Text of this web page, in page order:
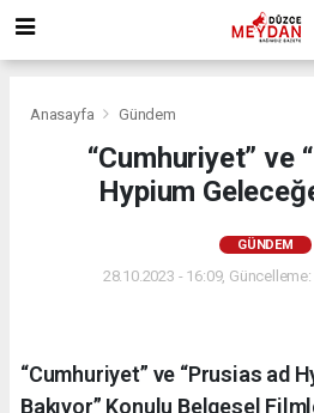
Anasayfa Gündem
“Cumhuriyet” ve
Hypium
GÜNDEM
28.10.2023 - 16:09,
“Cumhuriyet” ve “Prusias ad
Bakıyor” Konulu Belgesel